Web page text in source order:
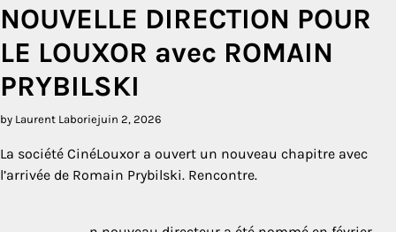
NOUVELLE DIRECTION POUR
LE LOUXOR avec ROMAIN
PRYBILSKI
by Laurent Laboriejuin 2, 2026
La société CinéLouxor a ouvert un nouveau chapitre avec
l’arrivée de Romain Prybilski. Rencontre.